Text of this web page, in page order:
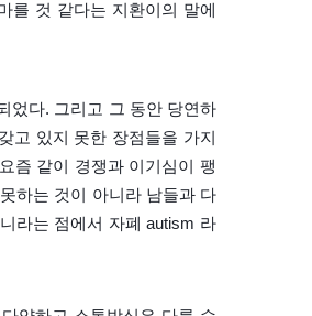
를 것 같다는 지환이의 말에
었다. 그리고 그 동안 당연하
고 있지 못한 장점들을 가지
즘 같이 경쟁과 이기심이 팽
하는 것이 아니라 남들과 다
라는 점에서 자폐 autism 라